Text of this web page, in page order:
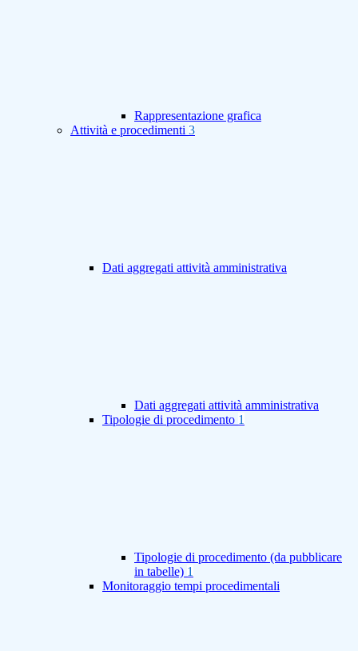
Rappresentazione grafica
Attività e procedimenti 3
Dati aggregati attività amministrativa
Dati aggregati attività amministrativa
Tipologie di procedimento 1
Tipologie di procedimento (da pubblicare
in tabelle) 1
Monitoraggio tempi procedimentali